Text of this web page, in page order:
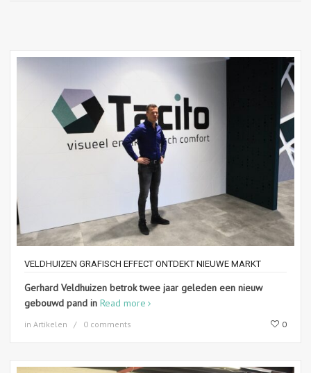
VELDHUIZEN GRAFISCH EFFECT ONTDEKT NIEUWE MARKT
Gerhard Veldhuizen betrok twee jaar geleden een nieuw
gebouwd pand in Read more
in Artikelen 0 comments 0